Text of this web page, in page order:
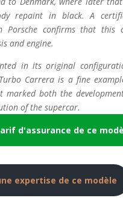
repaint in black. A
Porsche confirms that this
and engine.
in its original
Carrera is a fine
marked both the
of the supercar.
d'assurance de ce
expertise de ce modèle